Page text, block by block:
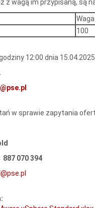
z wagą im przypisaną, są
100
12:00 dnia
w sprawie zapytania
887 070 394